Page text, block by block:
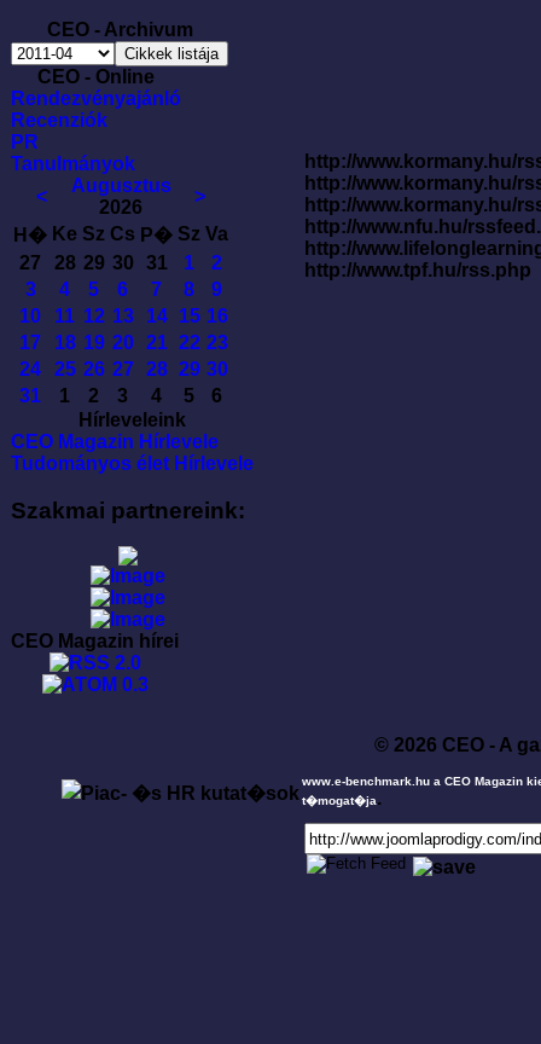
CEO - Archivum
CEO - Online
Rendezvényajánló
Recenziók
PR
Tanulmányok
<
Augusztus
2026
>
H� Ke Sz Cs P� Sz Va
27
28 29 30 31 1
2
3
4 5 6 7 8
9
10
11 12 13 14 15 16
17
18 19 20 21 22 23
24
25 26 27 28 29 30
31
1 2 3 4 5
6
Hírleveleink
CEO Magazin Hírlevele
Tudományos élet Hírlevele
Szakmai partnereink:
CEO Magazin hírei
http://www.kormany.hu/
http://www.kormany.hu/
http://www.kormany.hu/
http://www.nfu.hu/
http://
http://www.tpf.hu/rss.php
© 2026 CEO - A
www.e-benchmark.hu a CEO Magazin
t�mogat�ja.